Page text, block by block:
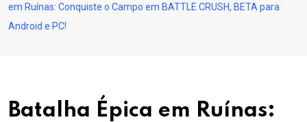
em Ruínas: Conquiste o Campo em BATTLE CRUSH, BETA para
Android e PC!
Batalha Épica em Ruínas: